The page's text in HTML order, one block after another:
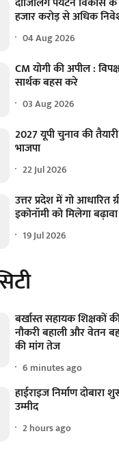
हजार करोड़ से अधिक
04 Aug 2026
CM योगी की अपील :
सार्थक बहस करे
03 Aug 2026
2027 यूपी चुनाव की
भाजपा
22 Jul 2026
उत्तर प्रदेश में गो आधारित
इकोनॉमी को मिलेगा बढ़ावा
19 Jul 2026
बर्खास्त सहायक शिक्षकों
नौकरी बहाली और वेतन
की मांग तेज
6 minutes ago
हाईराइज निर्माण दोबारा
उम्मीद
2 hours ago